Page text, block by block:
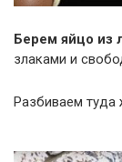
Берем яйцо из
злаками и
Разбиваем туда